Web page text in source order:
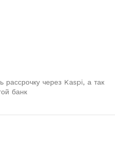
через Kaspi, а так
банк